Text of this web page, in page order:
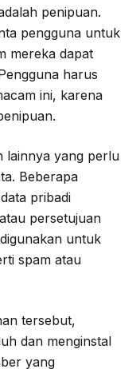
penipuan.
pengguna untuk
mereka dapat
harus
ini, karena
lainnya yang perlu
Beberapa
pribadi
persetujuan
untuk
spam atau
tersebut,
dan menginstal
yang